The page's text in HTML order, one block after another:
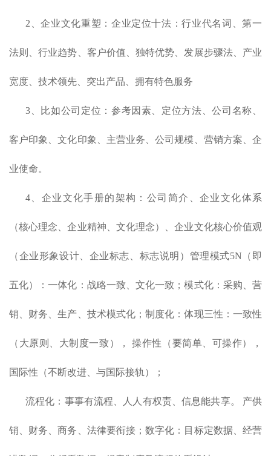
2、企业文化重塑：企业定位十法：行业代名词、第一
法则、行业趋势、客户价值、独特优势、发展步骤法、产业
宽度、技术领先、突出产品、拥有特色服务
3、比如公司定位：参考因素、定位方法、公司名称、
客户印象、文化印象、主营业务、公司规模、营销方案、企
业使命。
4、企业文化手册的架构：公司简介、企业文化体系
（核心理念、企业精神、文化理念）、企业文化核心价值观
（企业形象设计、企业标志、标志说明）管理模式5N（即
五化）：一体化：战略一致、文化一致；模式化：采购、营
销、财务、生产、技术模式化；制度化：体现三性：一致性
（大原则、大制度一致）， 操作性（要简单、可操作），
国际性（不断改进、与国际接轨）；
流程化：事事有流程、人人有权责、信息能共享。 产供
销、财务、商务、法律要衔接；数字化：目标定数据、经营